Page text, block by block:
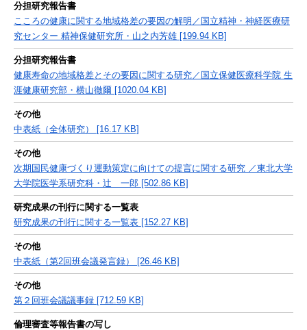
分担研究報告書
こころの健康に関する地域格差の要因の解明／国立精神・神経医療研
究センター 精神保健研究所・山之内芳雄 [199.94 KB]
分担研究報告書
健康寿命の地域格差とその要因に関する研究／国立保健医療科学院 生
涯健康研究部・横山徹爾 [1020.04 KB]
その他
中表紙（全体研究） [16.17 KB]
その他
次期国民健康づくり運動策定に向けての提言に関する研究 ／東北大学
大学院医学系研究科・辻 一郎 [502.86 KB]
研究成果の刊行に関する一覧表
研究成果の刊行に関する一覧表 [152.27 KB]
その他
中表紙（第2回班会議発言録） [26.46 KB]
その他
第２回班会議議事録 [712.59 KB]
倫理審査等報告書の写し